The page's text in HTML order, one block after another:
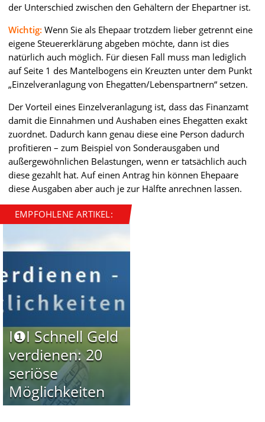
der Unterschied zwischen den Gehältern der Ehepartner ist.
Wichtig: Wenn Sie als Ehepaar trotzdem lieber getrennt eine
eigene Steuererklärung abgeben möchte, dann ist dies
natürlich auch möglich. Für diesen Fall muss man lediglich
auf Seite 1 des Mantelbogens ein Kreuzten unter dem Punkt
„Einzelveranlagung von Ehegatten/Lebenspartnern“ setzen.
Der Vorteil eines Einzelveranlagung ist, dass das Finanzamt
damit die Einnahmen und Aushaben eines Ehegatten exakt
zuordnet. Dadurch kann genau diese eine Person dadurch
profitieren – zum Beispiel von Sonderausgaben und
außergewöhnlichen Belastungen, wenn er tatsächlich auch
diese gezahlt hat. Auf einen Antrag hin können Ehepaare
diese Ausgaben aber auch je zur Hälfte anrechnen lassen.
EMPFOHLENE ARTIKEL:
I❶I Schnell Geld
verdienen: 20
seriöse
Möglichkeiten